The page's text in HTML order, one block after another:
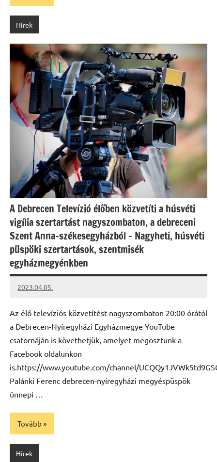
Hírek
A Debrecen Televízió élőben közvetíti a húsvéti
vigília szertartást nagyszombaton, a debreceni
Szent Anna-székesegyházból – Nagyheti, húsvéti
püspöki szertartások, szentmisék
egyházmegyénkben
2023.04.05.
kovacs.agi
Az élő televíziós közvetítést nagyszombaton 20:00 órától
a Debrecen-Nyíregyházi Egyházmegye YouTube
csatornáján is követhetjük, amelyet megosztunk a
Facebook oldalunkon
is.https://www.youtube.com/channel/
Palánki Ferenc debrecen-nyíregyházi megyéspüspök
ünnepi …
Tovább
Hírek